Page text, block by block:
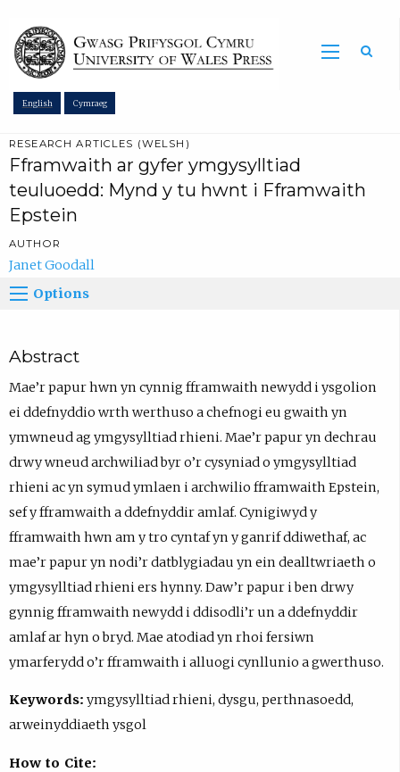
English Cymraeg
RESEARCH ARTICLES (WELSH)
Fframwaith ar gyfer ymgysylltiad
teuluoedd: Mynd y tu hwnt i Fframwaith
Epstein
AUTHOR
Janet Goodall
Options
Abstract
Mae’r papur hwn yn cynnig fframwaith newydd i ysgolion
ei ddefnyddio wrth werthuso a chefnogi eu gwaith yn
ymwneud ag ymgysylltiad rhieni. Mae’r papur yn dechrau
drwy wneud archwiliad byr o’r cysyniad o ymgysylltiad
rhieni ac yn symud ymlaen i archwilio fframwaith Epstein,
sef y fframwaith a ddefnyddir amlaf. Cynigiwyd y
fframwaith hwn am y tro cyntaf yn y ganrif ddiwethaf, ac
mae’r papur yn nodi’r datblygiadau yn ein dealltwriaeth o
ymgysylltiad rhieni ers hynny. Daw’r papur i ben drwy
gynnig fframwaith newydd i ddisodli’r un a ddefnyddir
amlaf ar hyn o bryd. Mae atodiad yn rhoi fersiwn
ymarferydd o’r fframwaith i alluogi cynllunio a gwerthuso.
Keywords: ymgysylltiad rhieni, dysgu, perthnasoedd,
arweinyddiaeth ysgol
How to Cite: